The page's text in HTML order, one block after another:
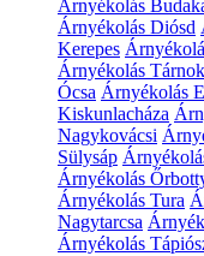
Árnyékolás
Árnyékolás Diósd
Kerepes
Árnyékolás Tárnok
Ócsa Árnyékolás
Kiskunlacháza
Nagykovácsi
Sülysáp
Árnyékolás
Árnyékolás Tura
Nagytarcsa
Árnyékolás